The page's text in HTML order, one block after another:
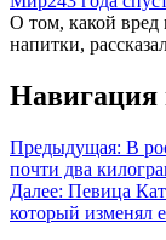
О том, какой вред
напитки,
Навигация
Предыдущая: В
почти два
Далее: Певица
который изменял